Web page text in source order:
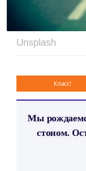
Unsplash
Класс!
Мы
стоном.